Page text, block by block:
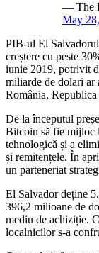
— The
May
PIB-ul El
creștere cu peste
iunie 2019, potrivit
miliarde de dolari
România,
De la începutul
Bitcoin să fie mijloc
tehnologică și a
și remitențele. În
un parteneriat
El Salvador deține
396,2 milioane de
mediu de achiziție.
localnicilor s-a